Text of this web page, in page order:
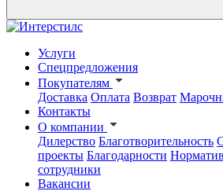
Услуги
Спецпредложения
Покупателям
Доставка Оплата Возврат
Контакты
О компании
Дилерство Благотворительность
проекты Благодарности
сотрудники
Вакансии